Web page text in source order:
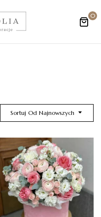
0
Sortuj Od Najnowszych